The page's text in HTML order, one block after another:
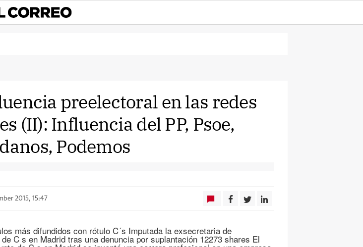
preelectoral en las redes
(II): Influencia del PP, Psoe,
Podemos
2015, 15:47
más difundidos con rótulo C´s Imputada la exsecretaria de
C s en Madrid tras una denuncia por suplantación 12273 shares El